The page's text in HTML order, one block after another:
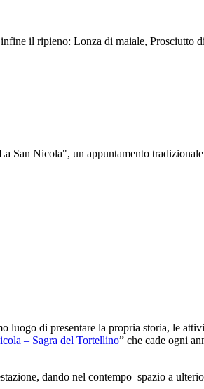
il ripieno: Lonza di maiale, Prosciutto
San Nicola", un appuntamento
di presentare la propria storia, le
– Sagra del Tortellino” che cade ogni
dando nel contempo spazio a